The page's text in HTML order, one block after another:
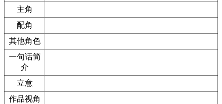
主角
配角
其他角色
一句话简
介
立意
作品视角